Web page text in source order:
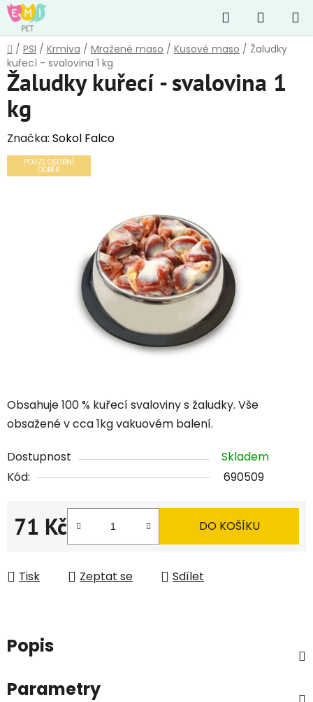
Přejít
na
obsah
Hledat
KOŠÍK
Domů
/ PSI / Krmiva / Mražené maso / Kusové maso / Žaludky
kuřecí - svalovina 1 kg
Obsahuje 100 % kuřecí svaloviny s žaludky. Vše
obsažené v cca 1kg vakuovém balení.
Dostupnost
Skladem
Kód:
690509
71 Kč
Měrná cena:
DO KOŠÍKU
Tisk Zeptat se Sdílet
Žaludky kuřecí - svalovina 1
kg
Značka: Sokol Falco
POUZE OSOBNÍ
ODBĚR
Popis
Parametry